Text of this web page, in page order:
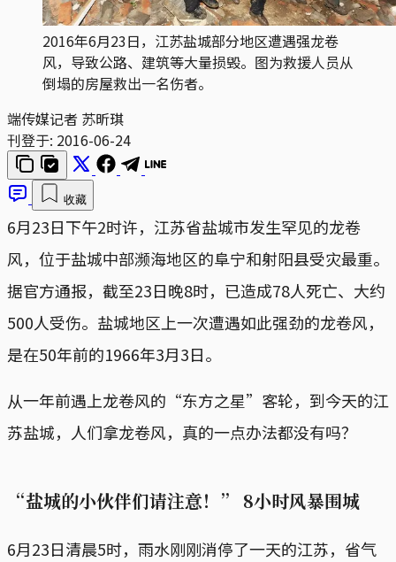
2016年6月23日，江苏盐城部分地区遭遇强龙卷
风，导致公路、建筑等大量损毁。图为救援人员从
倒塌的房屋救出一名伤者。
端传媒记者 苏昕琪
刊登于: 2016-06-24
收藏
6月23日下午2时许，江苏省盐城市发生罕见的龙卷
风，位于盐城中部濒海地区的阜宁和射阳县受灾最重。
据官方通报，截至23日晚8时，已造成78人死亡、大约
500人受伤。盐城地区上一次遭遇如此强劲的龙卷风，
是在50年前的1966年3月3日。
从一年前遇上龙卷风的“东方之星”客轮，到今天的江
苏盐城，人们拿龙卷风，真的一点办法都没有吗？
“盐城的小伙伴们请注意！” 8小时风暴围城
6月23日清晨5时，雨水刚刚消停了一天的江苏，省气